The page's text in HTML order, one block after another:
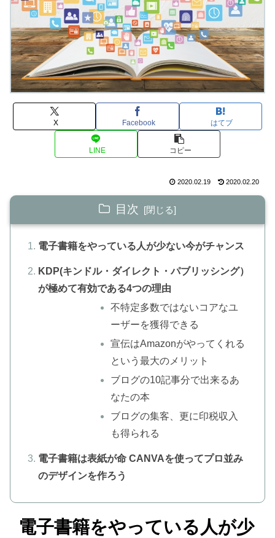
X Facebook はてブ
LINE コピー
2020.02.19 2020.02.20
目次
電子書籍をやっている人が少ない今がチャンス
KDP(キンドル・ダイレクト・パブリッシング）
が極めて有効である4つの理由
不特定多数ではないコアなユ
ーザーを獲得できる
宣伝はAmazonがやってくれる
という最大のメリット
ブログの10記事分で出来るあ
なたの本
ブログの集客、更に印税収入
も得られる
電子書籍は表紙が命 CANVAを使ってプロ並み
のデザインを作ろう
電子書籍をやっている人が少